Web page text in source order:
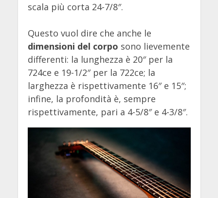
scala più corta 24-7/8″.
Questo vuol dire che anche le
dimensioni del corpo sono lievemente
differenti: la lunghezza è 20″ per la
724ce e 19-1/2″ per la 722ce; la
larghezza è rispettivamente 16″ e 15″;
infine, la profondità è, sempre
rispettivamente, pari a 4-5/8″ e 4-3/8″.